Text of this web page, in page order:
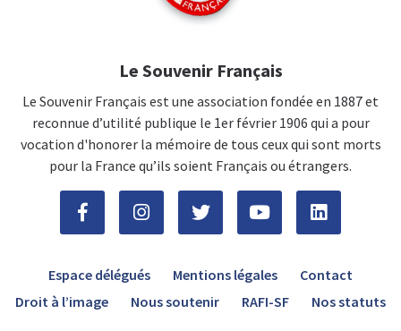
Le Souvenir Français
Le Souvenir Français est une association fondée en 1887 et
reconnue d’utilité publique le 1er février 1906 qui a pour
vocation d'honorer la mémoire de tous ceux qui sont morts
pour la France qu’ils soient Français ou étrangers.
Espace délégués Mentions légales
Contact
Droit à l’image
Nous soutenir RAFI-SF Nos statuts